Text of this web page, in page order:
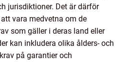
jurisdiktioner. Det är därför
vara medvetna om de
som gäller i deras land eller
kan inkludera olika ålders- och
på garantier och